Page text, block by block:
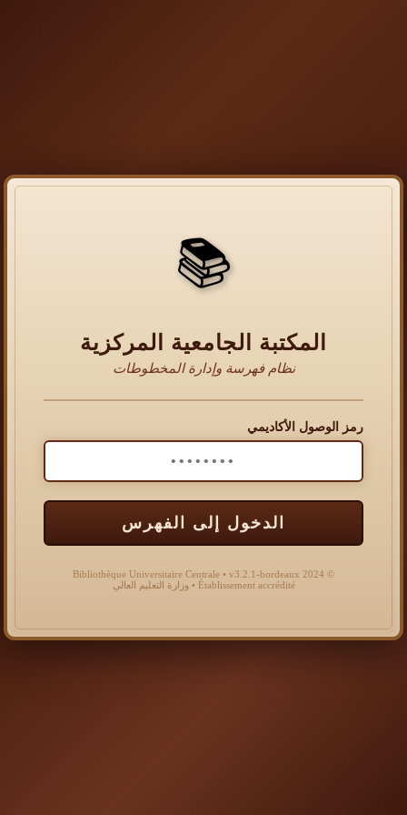
📚
المكتبة الجامعية المركزية
نظام فهرسة وإدارة المخطوطات
رمز الوصول الأكاديمي
الدخول إلى الفهرس
© 2024 Bibliothèque Universitaire Centrale • v3.2.1-bordeaux
Établissement accrédité • وزارة التعليم العالي